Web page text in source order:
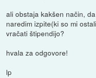
ali obstaja kakšen način,
naredim izpite(ki so mi
vračati štipendijo?
hvala za odgovore!
lp